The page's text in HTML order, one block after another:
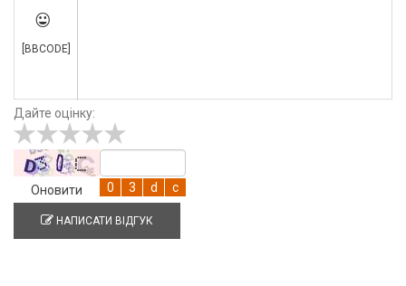

[BBCODE]
Дайте оцінку:
Оновити
НАПИСАТИ ВІДГУК